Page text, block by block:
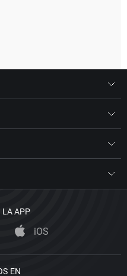
LA APP
iOS
EN